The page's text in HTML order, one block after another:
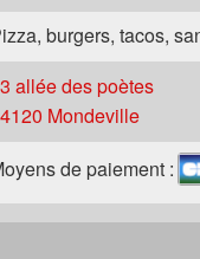
burgers, tacos,
allée des poètes
Mondeville
de paiement :